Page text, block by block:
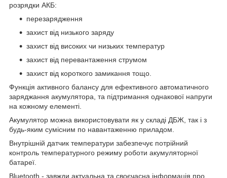
розрядки АКБ:
перезарядження
захист від низького заряду
захист від високих чи низьких температур
захист від перевантаження струмом
захист від короткого замикання тощо.
Функція активного балансу для ефективного автоматичного
заряджання акумулятора, та підтримання однакової напруги
на кожному елементі.
Акумулятор можна використовувати як у складі ДБЖ, так і з
будь-яким сумісним по навантаженню приладом.
Внутрішній датчик температури забезпечує потрійний
контроль температурного режиму роботи акумуляторної
батареї.
Bluetooth - завжди актуальна та своєчасна інформація про